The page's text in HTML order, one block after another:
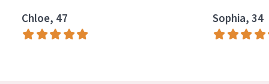
Chloe, 47 Sophia, 34